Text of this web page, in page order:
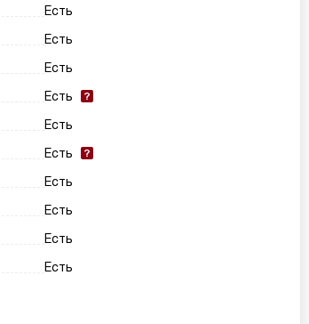
Есть
Есть
Есть
Есть
Есть
Есть
Есть
Есть
Есть
Есть